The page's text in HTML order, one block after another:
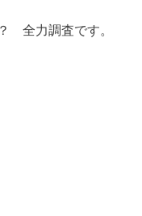
全力調査です。